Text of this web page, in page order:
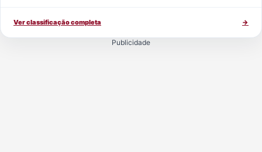
Ver classificação completa →
Publicidade